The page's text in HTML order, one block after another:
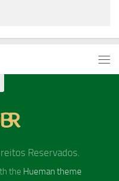
Reservados.
the Hueman theme